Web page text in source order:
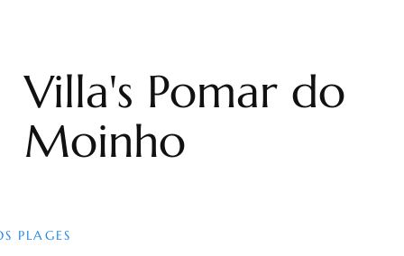
Villa's Pomar do
Moinho
PLAGES